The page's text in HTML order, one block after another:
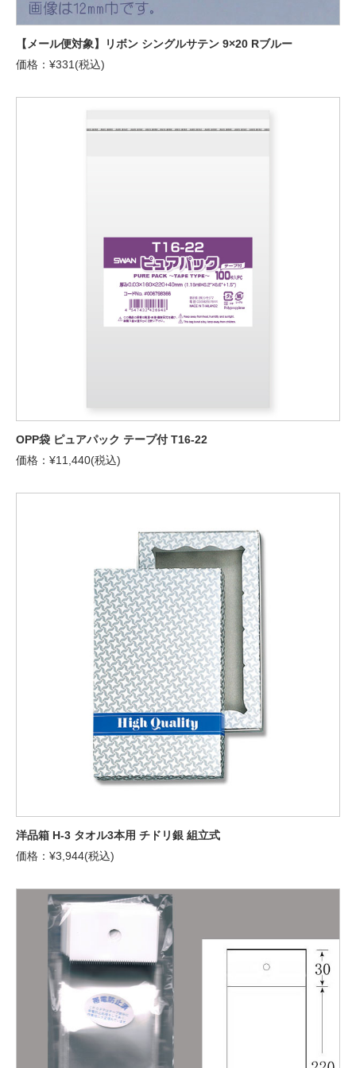
【メール便対象】リボン シングルサテン 9×20 Rブルー
価格：¥331(税込)
OPP袋 ピュアパック テープ付 T16-22
価格：¥11,440(税込)
洋品箱 H-3 タオル3本用 チドリ銀 組立式
価格：¥3,944(税込)